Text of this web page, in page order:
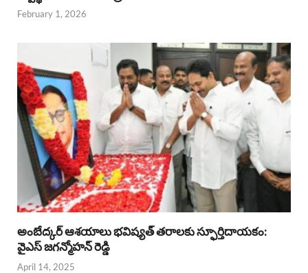
February 1, 2026
అంబేద్కర్ ఆశయాలు భవిష్యత్ తరాలకు స్ఫూర్తిదాయకం:
వైఎస్ జగన్మోహన్ రెడ్డి
April 14, 2025